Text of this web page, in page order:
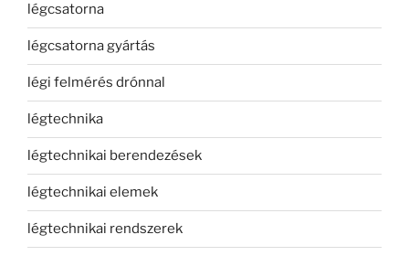
légcsatorna
légcsatorna gyártás
légi felmérés drónnal
légtechnika
légtechnikai berendezések
légtechnikai elemek
légtechnikai rendszerek